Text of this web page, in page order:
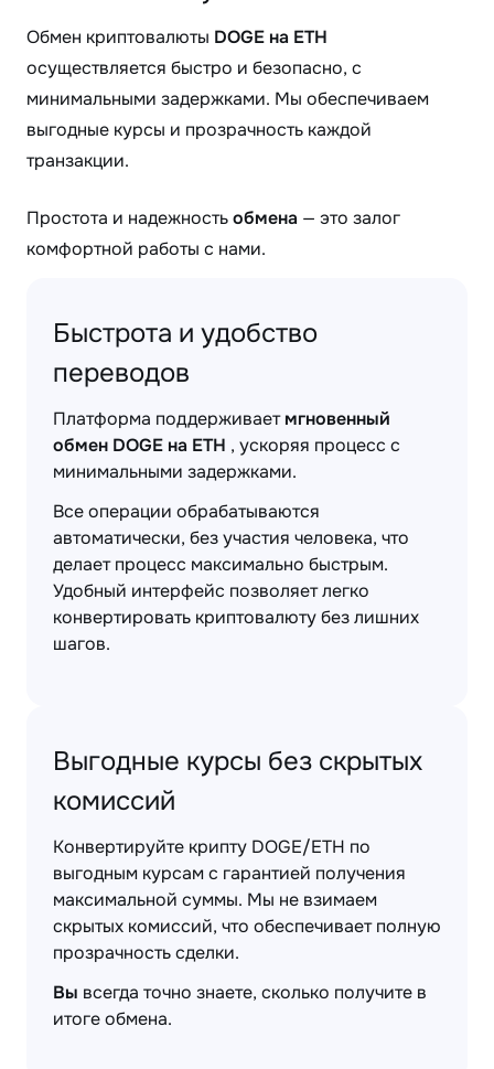
Обмен криптовалюты DOGE на ETH
осуществляется быстро и безопасно, с
минимальными задержками. Мы обеспечиваем
выгодные курсы и прозрачность каждой
транзакции.
Простота и надежностьобмена — это залог
комфортной работы с нами.
Быстрота и удобство
переводов
Платформа поддерживаетмгновенный
обмен DOGE на ETH , ускоряя процесс с
минимальными задержками.
Все операции обрабатываются
автоматически, без участия человека, что
делает процесс максимально быстрым.
Удобный интерфейс позволяет легко
конвертировать криптовалюту без лишних
шагов.
Выгодные курсы без скрытых
комиссий
Конвертируйте крипту DOGE/ETH по
выгодным курсам с гарантией получения
максимальной суммы. Мы не взимаем
скрытых комиссий, что обеспечивает полную
прозрачность сделки.
Вы всегда точно знаете, сколько получите в
итоге обмена.